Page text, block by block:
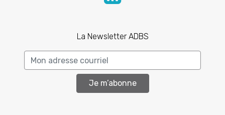
La Newsletter ADBS
Je m’abonne